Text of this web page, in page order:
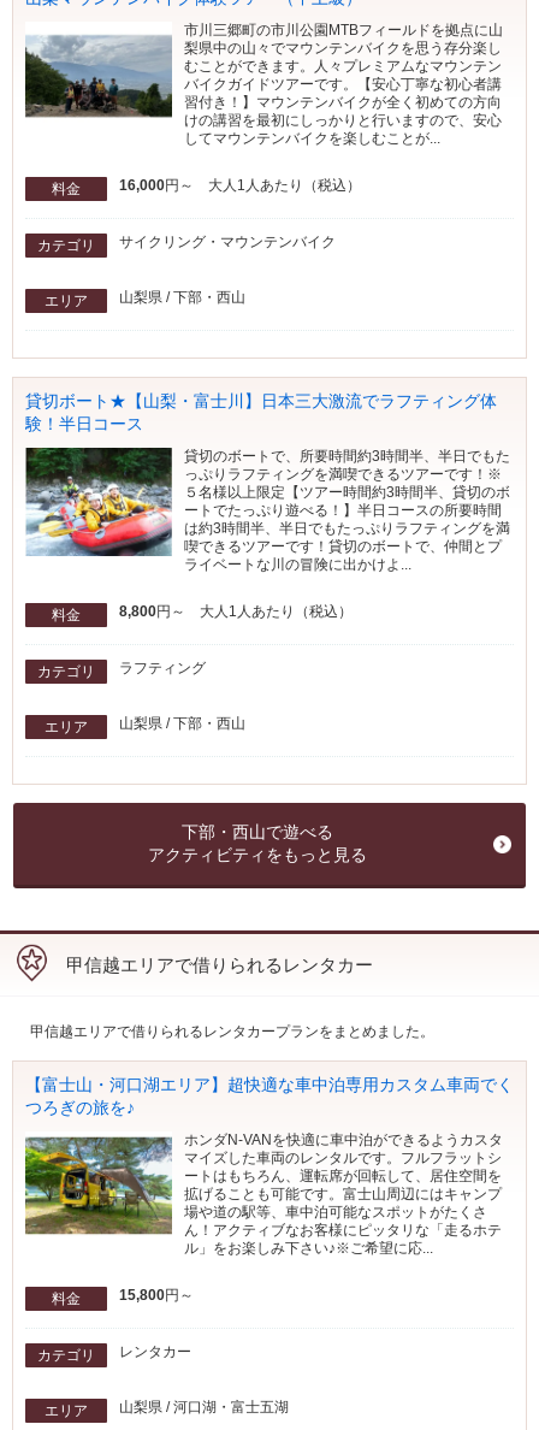
市川三郷町の市川公園MTBフィールドを拠点に山
梨県中の山々でマウンテンバイクを思う存分楽し
むことができます。人々プレミアムなマウンテン
バイクガイドツアーです。【安心丁寧な初心者講
習付き！】マウンテンバイクが全く初めての方向
けの講習を最初にしっかりと行いますので、安心
してマウンテンバイクを楽しむことが...
料金 16,000円～ 大人1人あたり（税込）
カテゴリ サイクリング・マウンテンバイク
エリア 山梨県 / 下部・西山
貸切ボート★【山梨・富士川】日本三大激流でラフティング体
験！半日コース
貸切のボートで、所要時間約3時間半、半日でもた
っぷりラフティングを満喫できるツアーです！※
５名様以上限定【ツアー時間約3時間半、貸切のボ
ートでたっぷり遊べる！】半日コースの所要時間
は約3時間半、半日でもたっぷりラフティングを満
喫できるツアーです！貸切のボートで、仲間とプ
ライベートな川の冒険に出かけよ...
料金 8,800円～ 大人1人あたり（税込）
カテゴリ ラフティング
エリア 山梨県 / 下部・西山
下部・西山で遊べる
アクティビティをもっと見る
甲信越エリアで借りられるレンタカー
甲信越エリアで借りられるレンタカープランをまとめました。
【富士山・河口湖エリア】超快適な車中泊専用カスタム車両でく
つろぎの旅を♪
ホンダN-VANを快適に車中泊ができるようカスタ
マイズした車両のレンタルです。フルフラットシ
ートはもちろん、運転席が回転して、居住空間を
拡げることも可能です。富士山周辺にはキャンプ
場や道の駅等、車中泊可能なスポットがたくさ
ん！アクティブなお客様にピッタリな「走るホテ
ル」をお楽しみ下さい♪※ご希望に応...
料金 15,800円～
カテゴリ レンタカー
エリア 山梨県 / 河口湖・富士五湖